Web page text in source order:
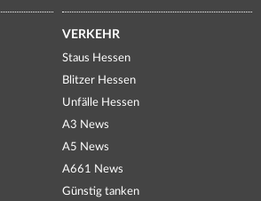
VERKEHR
Staus Hessen
Blitzer Hessen
Unfälle Hessen
A3 News
A5 News
A661 News
Günstig tanken